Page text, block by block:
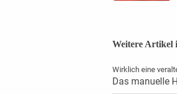
Weitere
Wirklich eine
Das manuelle